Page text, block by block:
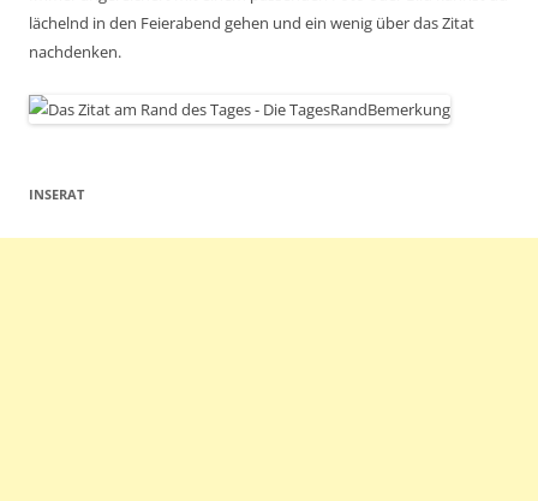
lächelnd in den Feierabend gehen und ein wenig über das Zitat
nachdenken.
INSERAT